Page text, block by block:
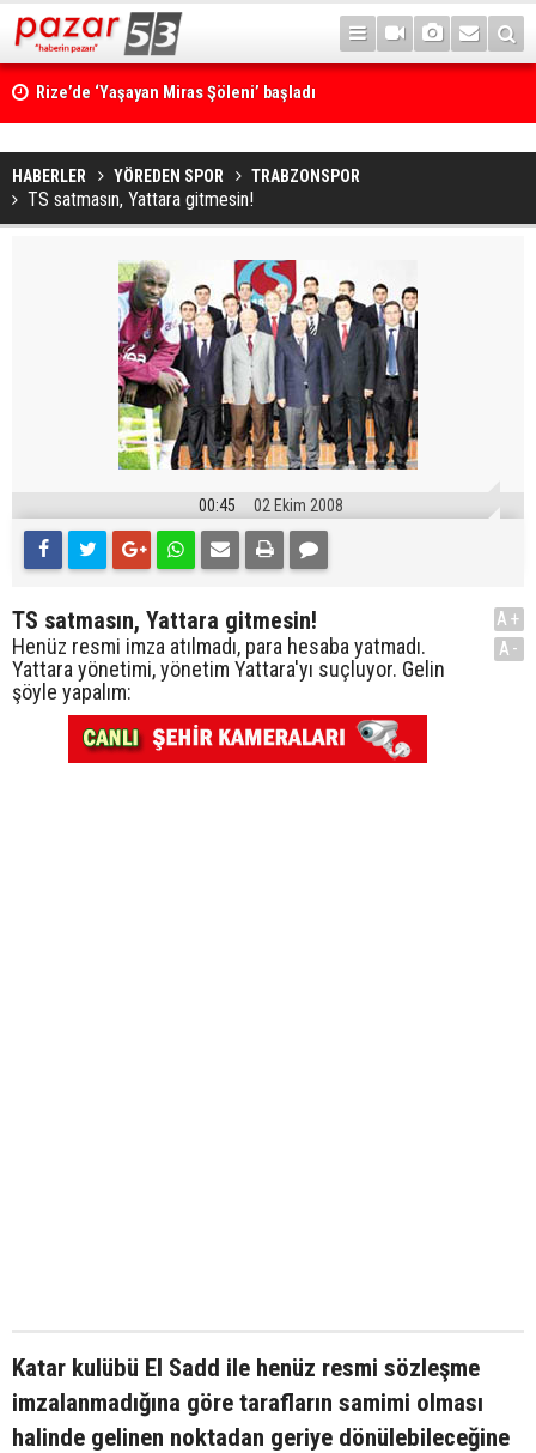
Rize’de ‘Yaşayan Miras Şöleni’ başladı
HABERLER YÖREDEN SPOR TRABZONSPOR
TS satmasın, Yattara gitmesin!
00:45 02 Ekim 2008
TS satmasın, Yattara gitmesin!
Henüz resmi imza atılmadı, para hesaba yatmadı.
Yattara yönetimi, yönetim Yattara'yı suçluyor. Gelin
şöyle yapalım:
A+
A-
Katar kulübü El Sadd ile henüz resmi sözleşme
imzalanmadığına göre tarafların samimi olması
halinde gelinen noktadan geriye dönülebileceğine